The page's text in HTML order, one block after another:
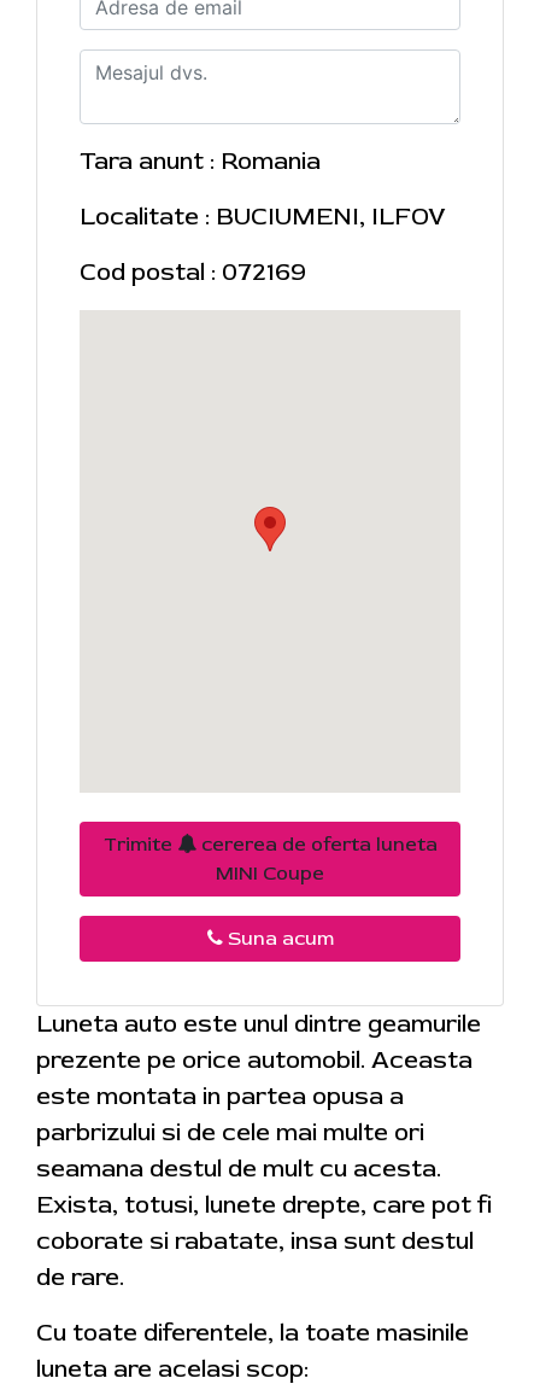
Tara anunt : Romania
Localitate : BUCIUMENI, ILFOV
Cod postal : 072169
Trimite
cererea de oferta luneta
MINI Coupe
Suna acum
Luneta auto este unul dintre geamurile
prezente pe orice automobil. Aceasta
este montata in partea opusa a
parbrizului si de cele mai multe ori
seamana destul de mult cu acesta.
Exista, totusi, lunete drepte, care pot fi
coborate si rabatate, insa sunt destul
de rare.
Cu toate diferentele, la toate masinile
luneta are acelasi scop: